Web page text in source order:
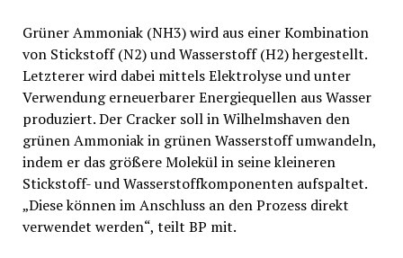
Grüner Ammoniak (NH3) wird aus einer Kombination
von Stickstoff (N2) und Wasserstoff (H2) hergestellt.
Letzterer wird dabei mittels Elektrolyse und unter
Verwendung erneuerbarer Energiequellen aus Wasser
produziert. Der Cracker soll in Wilhelmshaven den
grünen Ammoniak in grünen Wasserstoff umwandeln,
indem er das größere Molekül in seine kleineren
Stickstoff- und Wasserstoffkomponenten aufspaltet.
„Diese können im Anschluss an den Prozess direkt
verwendet werden“, teilt BP mit.